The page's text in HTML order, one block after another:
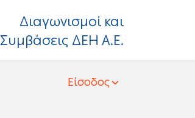
Διαγωνισμοί και
Συμβάσεις ΔΕΗ Α.Ε.
Είσοδος